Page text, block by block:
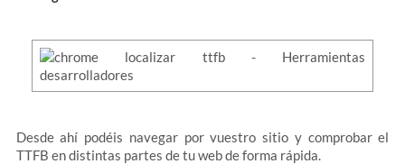
Desde ahí podéis navegar por vuestro sitio y comprobar el
TTFB en distintas partes de tu web de forma rápida.